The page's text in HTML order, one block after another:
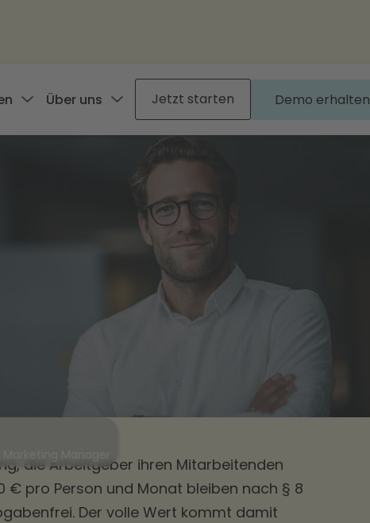
Über uns Jetzt starten Demo erhalten
Manager
die Arbeitgeber ihren Mitarbeitenden
€ pro Person und Monat bleiben nach § 8
Der volle Wert kommt damit